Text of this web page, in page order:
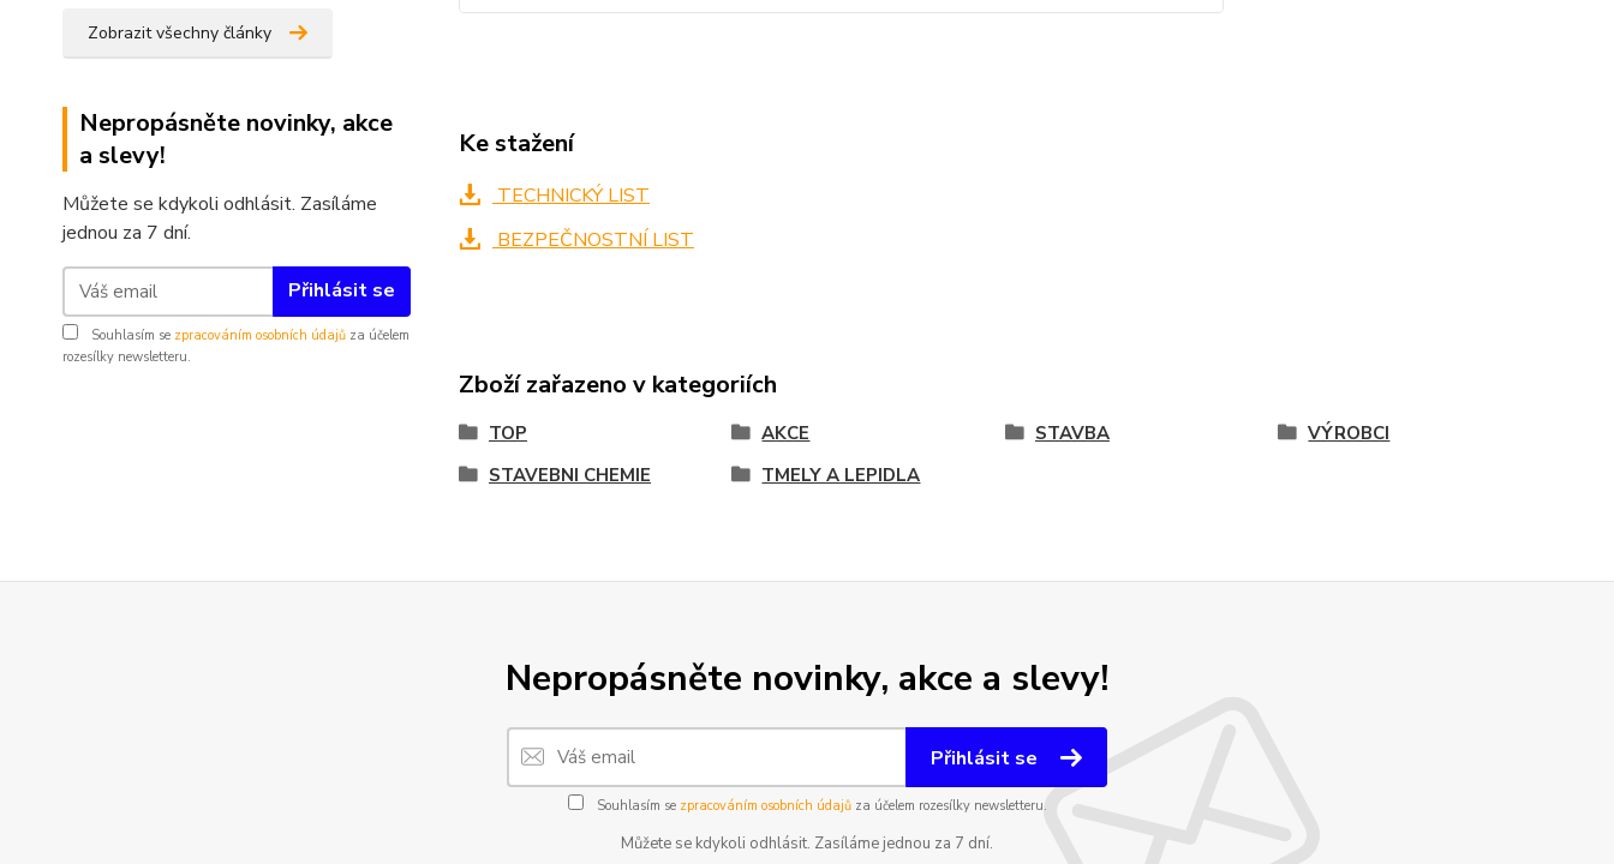
Zobrazit všechny články
Nepropásněte novinky, akce
a slevy!
Můžete se kdykoli odhlásit. Zasíláme
jednou za 7 dní.
Přihlásit se
Souhlasím se zpracováním osobních údajů za účelem
rozesílky newsletteru.
Ke stažení
TECHNICKÝ LIST
BEZPEČNOSTNÍ LIST
Zboží zařazeno v kategoriích
TOP AKCE STAVBA
VÝROBCI
STAVEBNI CHEMIE
TMELY A LEPIDLA
Nepropásněte novinky, akce a slevy!
Přihlásit se
Souhlasím se zpracováním osobních údajůza účelem rozesílky newsletteru.
Můžete se kdykoli odhlásit. Zasíláme jednou za 7 dní.